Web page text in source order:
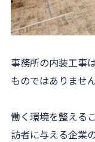
事務所の内装工事
ものではありません
働く環境を整える
訪者に与える企業